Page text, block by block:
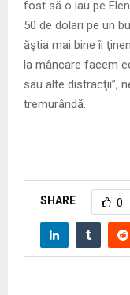
fost să o iau pe
50 de dolari pe un
ăştia mai bine îi
la mâncare facem
sau alte distracţii”,
tremurândă.
SHARE 0